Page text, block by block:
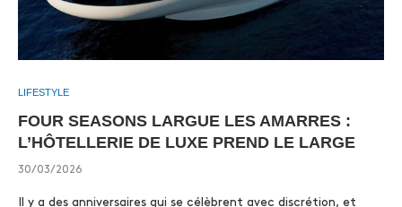
LIFESTYLE
FOUR SEASONS LARGUE LES AMARRES :
L’HÔTELLERIE DE LUXE PREND LE LARGE
30/03/2026
Il y a des anniversaires qui se célèbrent avec discrétion, et